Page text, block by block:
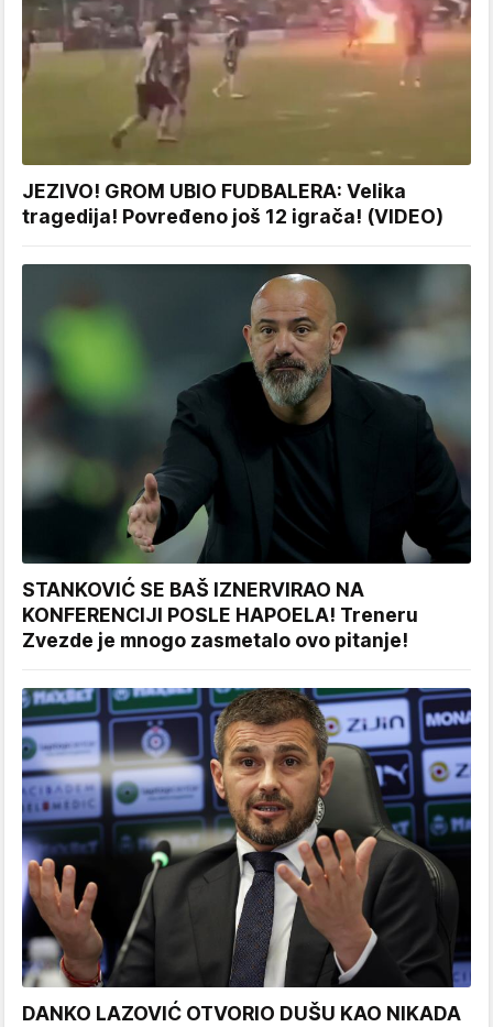
JEZIVO! GROM UBIO FUDBALERA: Velika
tragedija! Povređeno još 12 igrača! (VIDEO)
STANKOVIĆ SE BAŠ IZNERVIRAO NA
KONFERENCIJI POSLE HAPOELA! Treneru
Zvezde je mnogo zasmetalo ovo pitanje!
DANKO LAZOVIĆ OTVORIO DUŠU KAO NIKADA